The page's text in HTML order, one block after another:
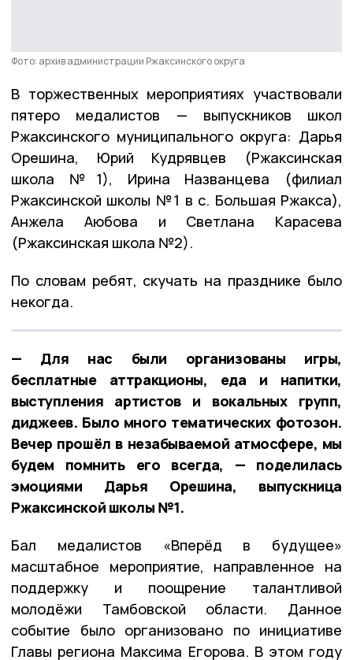
Фото: архив администрации Ржаксинского округа
В торжественных мероприятиях участвовали
пятеро медалистов — выпускников школ
Ржаксинского муниципального округа: Дарья
Орешина, Юрий Кудрявцев (Ржаксинская
школа №1), Ирина Названцева (филиал
Ржаксинской школы №1 в с. Большая Ржакса),
Анжела Аюбова и Светлана Карасева
(Ржаксинская школа №2).
По словам ребят, скучать на празднике было
некогда.
— Для нас были организованы игры,
бесплатные аттракционы, еда и напитки,
выступления артистов и вокальных групп,
диджеев. Было много тематических фотозон.
Вечер прошёл в незабываемой атмосфере, мы
будем помнить его всегда, — поделилась
эмоциями Дарья Орешина, выпускница
Ржаксинской школы №1.
Бал медалистов «Вперёд в будущее»
масштабное мероприятие, направленное на
поддержку и поощрение талантливой
молодёжи Тамбовской области. Данное
событие было организовано по инициативе
Главы региона Максима Егорова. В этом году